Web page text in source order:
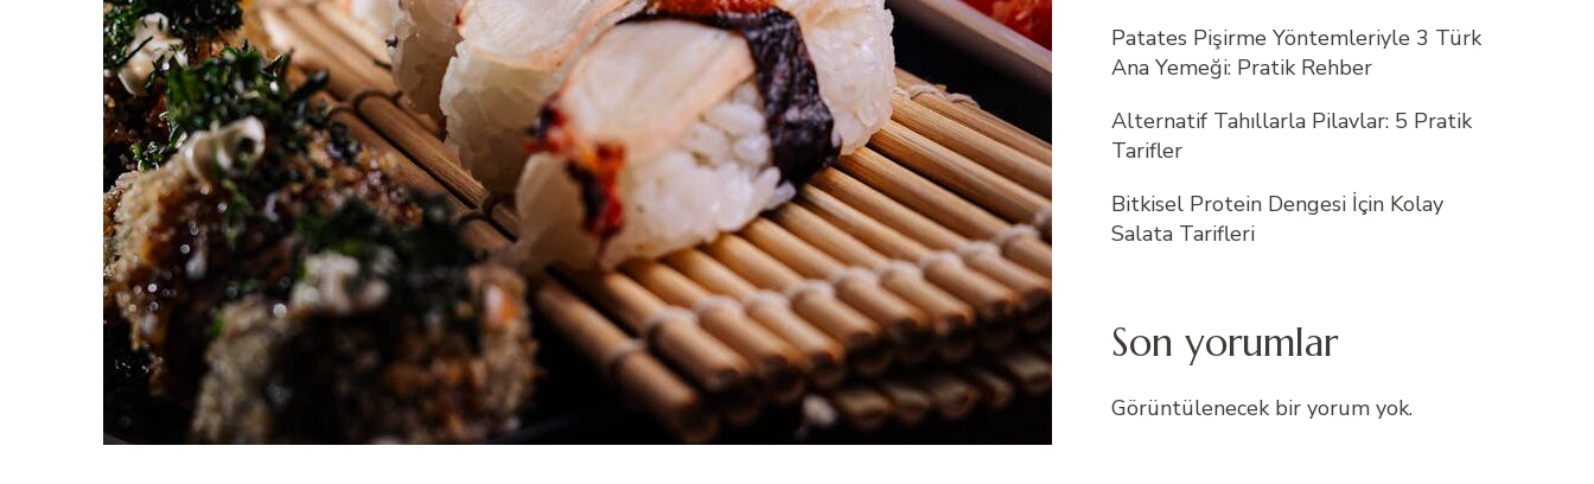
Patates Pişirme Yöntemleriyle 3 Türk
Ana Yemeği: Pratik Rehber
Alternatif Tahıllarla Pilavlar: 5 Pratik
Tarifler
Bitkisel Protein Dengesi İçin Kolay
Salata Tarifleri
Son yorumlar
Görüntülenecek bir yorum yok.